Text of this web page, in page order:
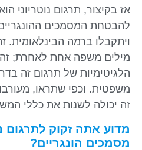
אז בקיצור, תרגום נוטריוני
להבטחת המסמכים
ויתקבלו ברמה הבינלאומית.
מילים משפה אחת לאחרת; זה
הלגיטימיות של תרגום זה
משפטית. וכפי שתראו,
זה יכולה לשנות את כללי
מדוע אתה זקוק לתרגום
מסמכים הונגריים?